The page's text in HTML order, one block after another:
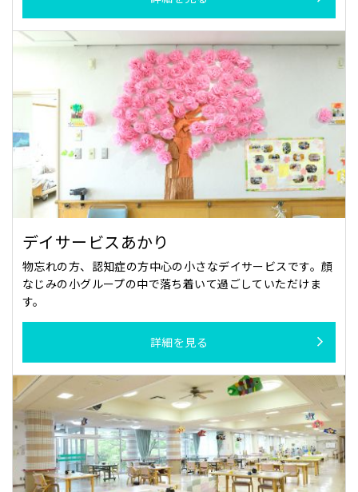
デイサービスあかり
物忘れの方、認知症の方中心の小さなデイサービスです。顔
なじみの小グループの中で落ち着いて過ごしていただけま
す。
詳細を見る